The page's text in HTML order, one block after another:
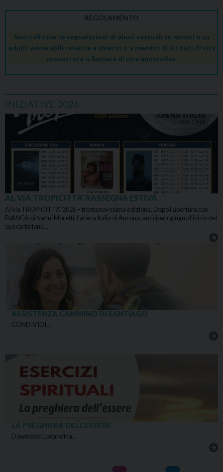
REGOLAMENTO
Sportello per le segnalazioni di abusi sessuali su minori o su
adulti vulnerabili relative a chierici o a membri di Istituti di vita
consacrata o Società di vita apostolica.
INIZIATIVE 2026
AL VIA TROPICITTA’ RASSEGNA ESTIVA
Al via TROPICITTA’ 2026 – trentanovesima edizione. Dopo l’apertura con
BIANCA di Nanni Moretti, l’arena Italia di Ancona, anticipa a giugno l’inizio del
suo cartellone…
ASSISTENZA CAMMINO DI SANTIAGO
CONDIVIDI…
LA PREGHIERA DELL’ESSERE
Download: Locandina…